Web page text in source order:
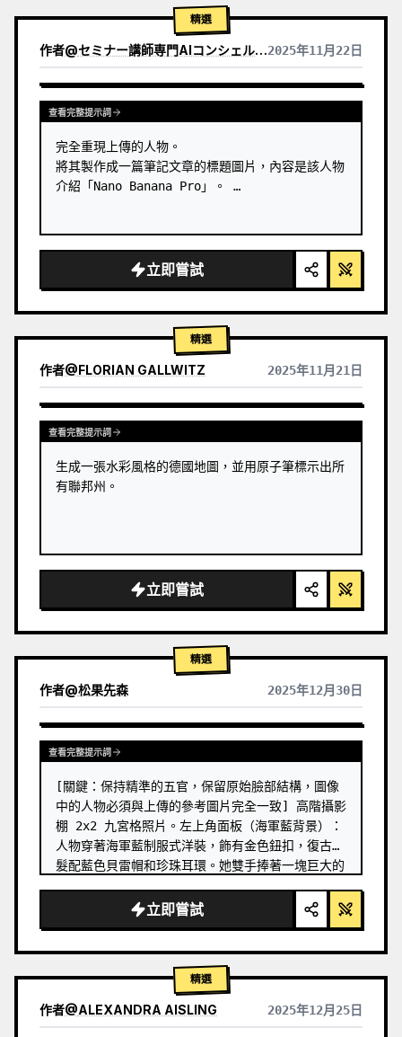
2) 色彩調色板（源自主色調）：
→ 產品 + 點綴：完全飽和的主色調
→ 圖示、邊框：柔和的主色調（30-40% 飽和度，絕
不使用黑色）
3) 視覺風格：
→ 主打產品：真實攝影（真實、優質），3D 玻璃版
本 [擇一]
→ 卡片：Apple 液態玻璃（85-…
精選
作者@セミナー講師専門AIコンシェルジュ｜工藤 晶 2025年11月22日
查看其他模型的結果
查看完整提示詞
完全重現上傳的人物。
將其製作成一篇筆記文章的標題圖片，內容是該人物
介紹「Nano Banana Pro」。 …
立即嘗試
精選
作者@FLORIAN GALLWITZ 2025年11月21日
查看完整提示詞
生成一張水彩風格的德國地圖，並用原子筆標示出所
有聯邦州。
立即嘗試
精選
作者@松果先森 2025年12月30日
查看完整提示詞
[關鍵：保持精準的五官，保留原始臉部結構，圖像
中的人物必須與上傳的參考圖片完全一致] 高階攝影
棚 2x2 九宮格照片。左上角面板（海軍藍背景）：
人物穿著海軍藍制服式洋裝，飾有金色鈕扣，復古捲
髮配藍色貝雷帽和珍珠耳環。她雙手捧著一塊巨大的
畫面中央。她的目光專注於中央拼圖區域，表情嚴
肅，略帶微笑。背景是海軍條紋、船錨和文字「揚帆
穿著粉色蕾絲洋裝，戴著珍珠項鍊，公主髮型配粉色
玫瑰髮夾和水晶耳環。她雙手捧著右上角拼圖（上面
有數字「…
立即嘗試
精選
作者@ALEXANDRA AISLING 2025年12月25日
查看其他模型的結果